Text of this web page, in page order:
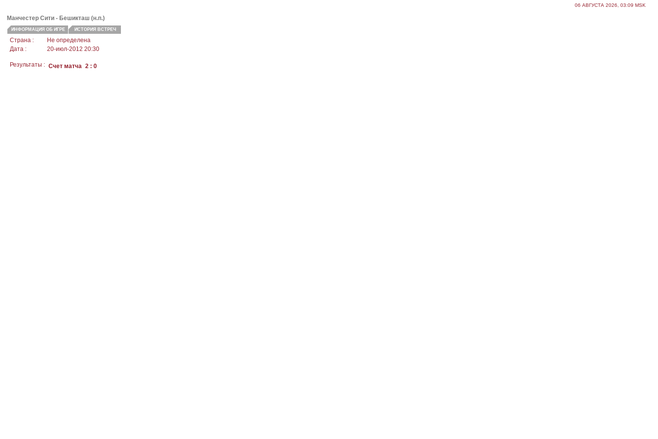
06 АВГУСТА 2026, 03:09 MSK
Манчестер Сити - Бешикташ (н.п.)
ИНФОРМАЦИЯ ОБ ИГРЕ ИСТОРИЯ ВСТРЕЧ
Страна :
Не определена
Дата :
20-июл-2012 20:30
Результаты : Счет матча 2 : 0